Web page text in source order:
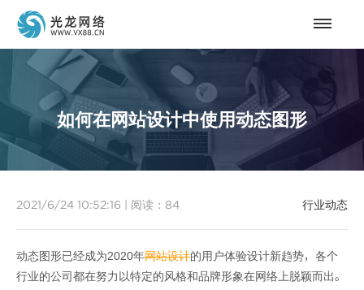
如何在网站设计中使用动态图形
行业动态
2021/6/24 10:52:16 阅读： 84
动态图形已经成为2020年网站设计的用户体验设计新趋势，各个
行业的公司都在努力以特定的风格和品牌形象在网络上脱颖而出。